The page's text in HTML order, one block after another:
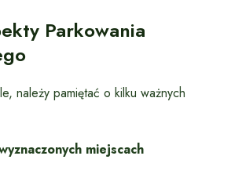
Parkowania
należy pamiętać o kilku ważnych
miejscach